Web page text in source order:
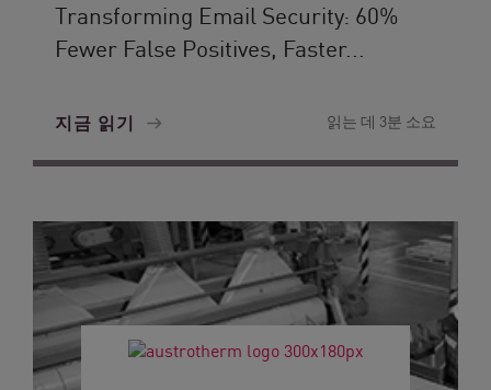
Transforming Email Security: 60%
Fewer False Positives, Faster...
지금 읽기 읽는 데 3분 소요